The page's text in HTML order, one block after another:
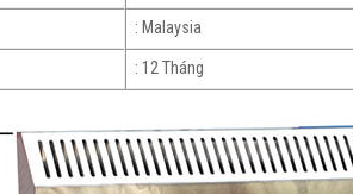
: Malaysia
: 12 Tháng